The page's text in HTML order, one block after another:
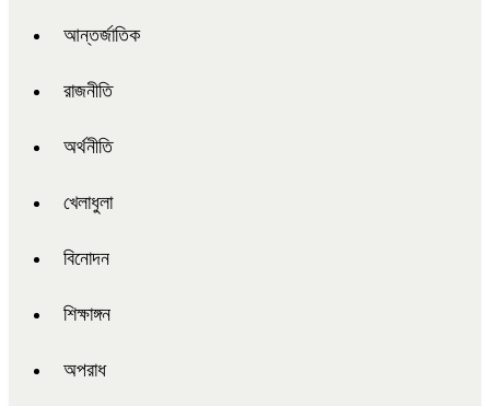
আন্তর্জাতিক
রাজনীতি
অর্থনীতি
খেলাধুলা
বিনোদন
শিক্ষাঙ্গন
অপরাধ